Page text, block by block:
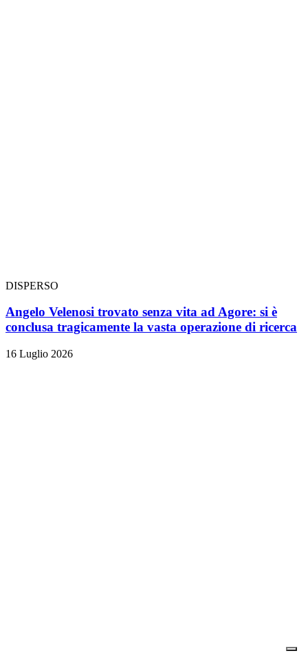
DISPERSO
Angelo Velenosi trovato senza vita ad Agore: si è
conclusa tragicamente la vasta operazione di ricerca
16 Luglio 2026